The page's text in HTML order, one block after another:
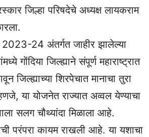
जिल्हा परिषदेचे अध्यक्ष लायकराम
24 अंतर्गत जाहीर झालेल्या
गोंदिया जिल्ह्याने संपूर्ण महाराष्ट्रात
जिल्ह्याच्या शिरपेचात मानाचा तुरा
या योजनेत राज्यात अव्वल येण्याचा
सलग चौथ्यांदा मिळाला आहे.
परंपरा कायम राखली आहे. या यशाचा